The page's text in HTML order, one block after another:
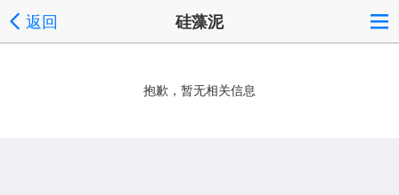
返回 硅藻泥
抱歉，暂无相关信息